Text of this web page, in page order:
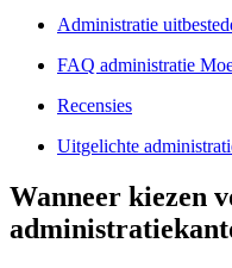
Administratie
FAQ administratie
Recensies
Uitgelichte
Wanneer kiezen